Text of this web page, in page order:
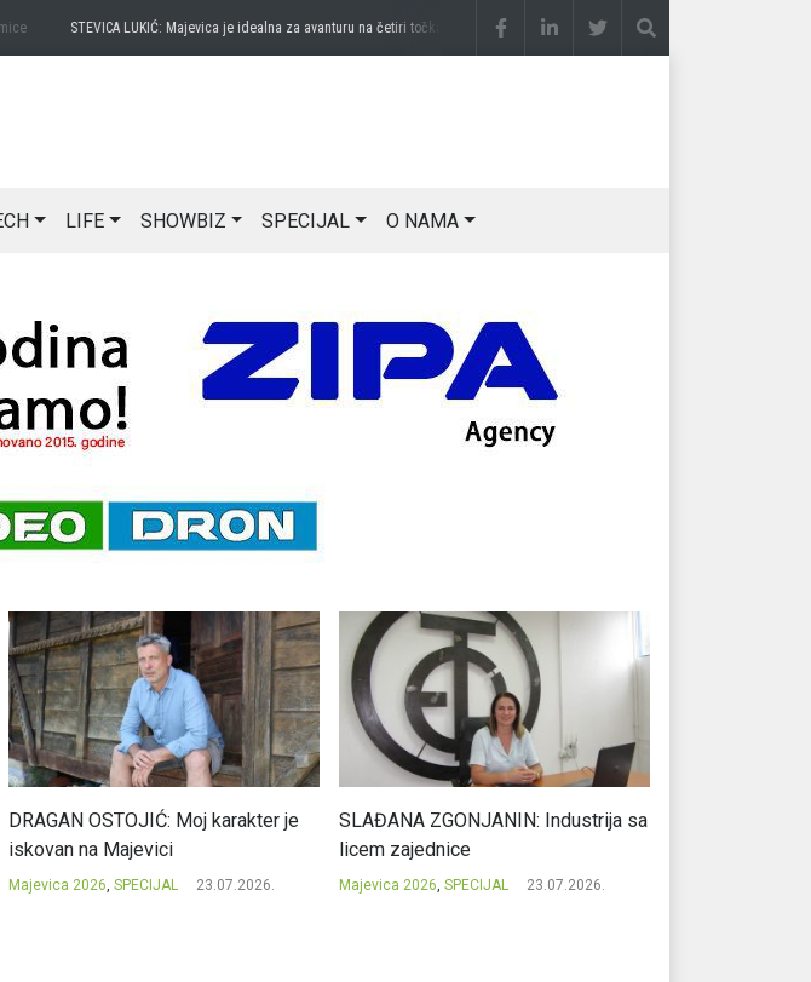
STEVICA LUKIĆ: Majevica je idealna za avanturu na četiri točkaprije 3 sedmice DRAGAN OSTOJIĆ: Moj karakter je
LIFE SHOWBIZ SPECIJAL O NAMA
DRAGAN OSTOJIĆ: Moj karakter je
iskovan na Majevici
Majevica 2026, SPECIJAL 23.07.2026.
SLAĐANA ZGONJANIN: Industrija sa
licem zajednice
Majevica 2026, SPECIJAL 23.07.2026.